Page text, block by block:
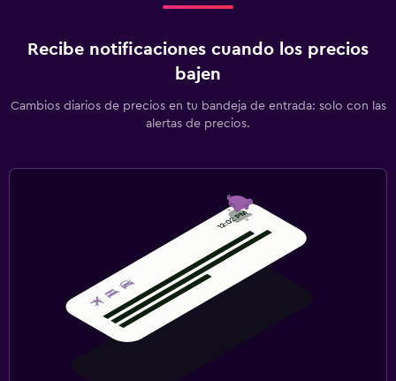
Recibe notificaciones cuando los precios
bajen
Cambios diarios de precios en tu bandeja de entrada: solo con las
alertas de precios.